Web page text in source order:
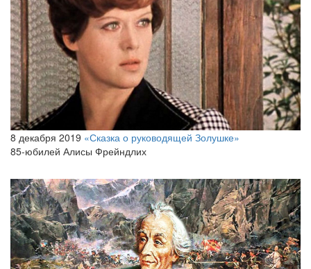
8 декабря 2019 «Сказка о руководящей Золушке»
85-юбилей Алисы Фрейндлих